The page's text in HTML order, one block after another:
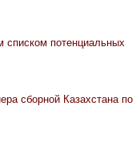
списком потенциальных
сборной Казахстана по